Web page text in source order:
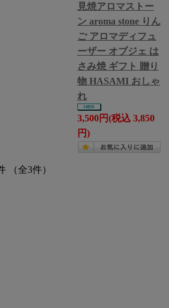
見焼アロマストー
ン aroma stone りん
ご アロマディフュ
ーザー オブジェ は
さみ焼 ギフト 贈り
物 HASAMI おしゃ
れ
3,500円(税込 3,850
円)
（全3件）